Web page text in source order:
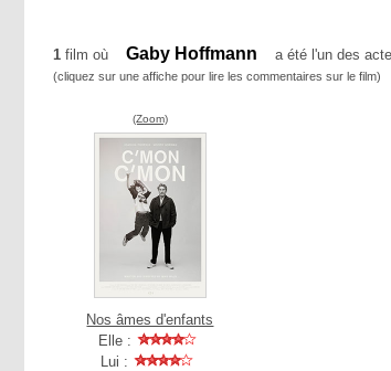
1 film où Gaby Hoffmann a été l'un des
(cliquez sur une affiche pour lire les commentaires sur le film)
(Zoom)
Nos âmes d'enfants
Elle :
Lui :